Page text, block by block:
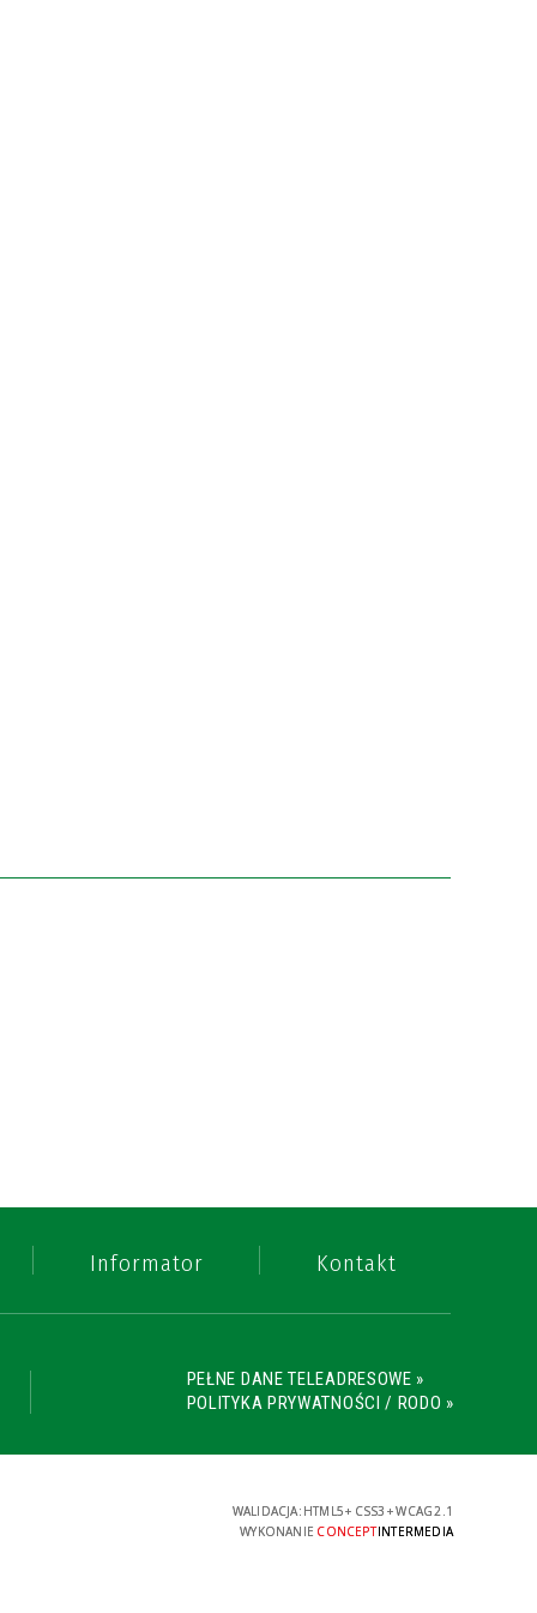
Informator Kontakt
PEŁNE DANE TELEADRESOWE »
POLITYKA PRYWATNOŚCI / RODO »
WALIDACJA: HTML5+ CSS3 +WCAG 2.1
WYKONANIE CONCEPTINTERMEDIA